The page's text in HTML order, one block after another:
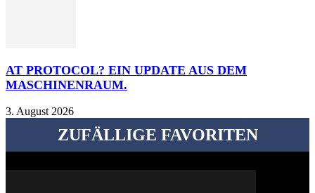
AT PROTOCOL? EIN UPDATE AUS DEM
MASCHINENRAUM.
3. August 2026
ZUFÄLLIGE FAVORITEN